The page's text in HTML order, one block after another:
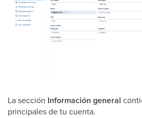
La sección Información general
principales de tu cuenta.